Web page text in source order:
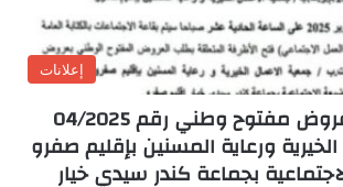
إعلانات
إعلان عن طلب عروض مفتوح وطني رقم 04/2025
ورعاية المسنين بإقليم صفرو
بجماعة كندر سيدي خيار